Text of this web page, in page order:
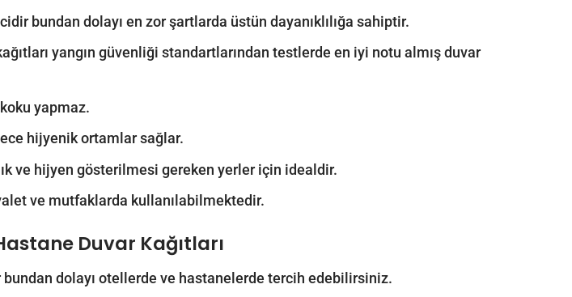
bundan dolayı en zor şartlarda üstün dayanıklılığa sahiptir.
yangın güvenliği standartlarından testlerde en iyi notu almış duvar
yapmaz.
hijyenik ortamlar sağlar.
ve hijyen gösterilmesi gereken yerler için idealdir.
ve mutfaklarda kullanılabilmektedir.
Duvar Kağıtları
bundan dolayı otellerde ve hastanelerde tercih edebilirsiniz.